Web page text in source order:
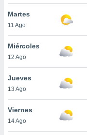
de
cookies
aceptar
Martes
11 Ago
Miércoles
12 Ago
Jueves
13 Ago
Viernes
14 Ago